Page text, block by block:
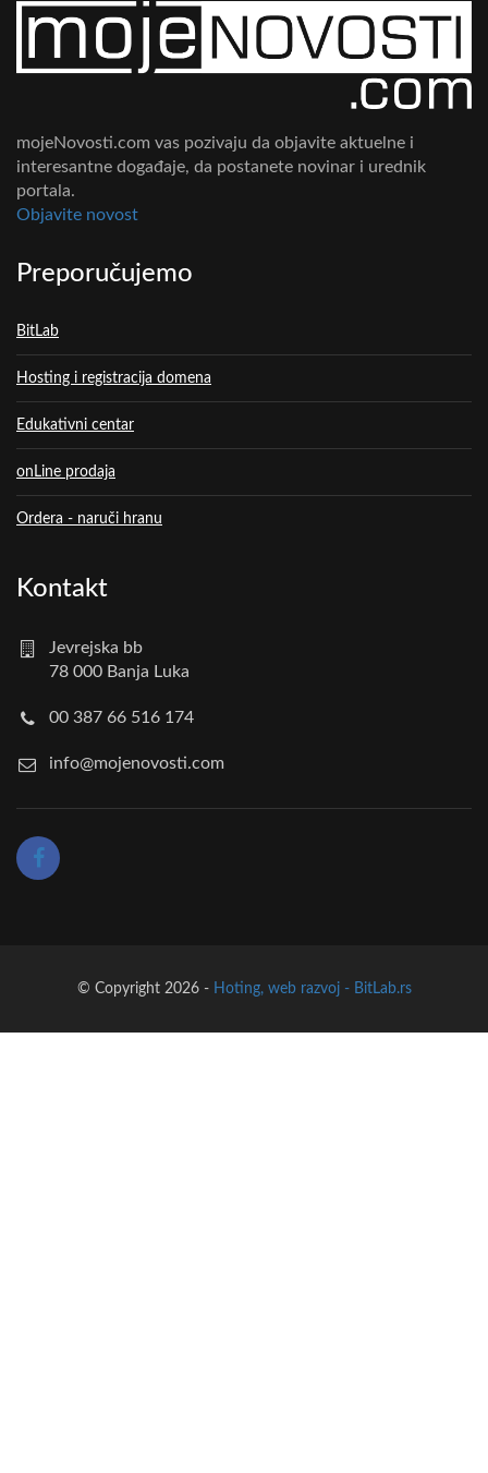
mojeNovosti.com vas pozivaju da objavite aktuelne i
interesantne događaje, da postanete novinar i urednik
portala.
Objavite novost
Preporučujemo
BitLab
Hosting i registracija domena
Edukativni centar
onLine prodaja
Ordera - naruči hranu
Kontakt
Jevrejska bb
78 000 Banja Luka
00 387 66 516 174
info@mojenovosti.com
© Copyright 2026 - Hoting, web razvoj - BitLab.rs